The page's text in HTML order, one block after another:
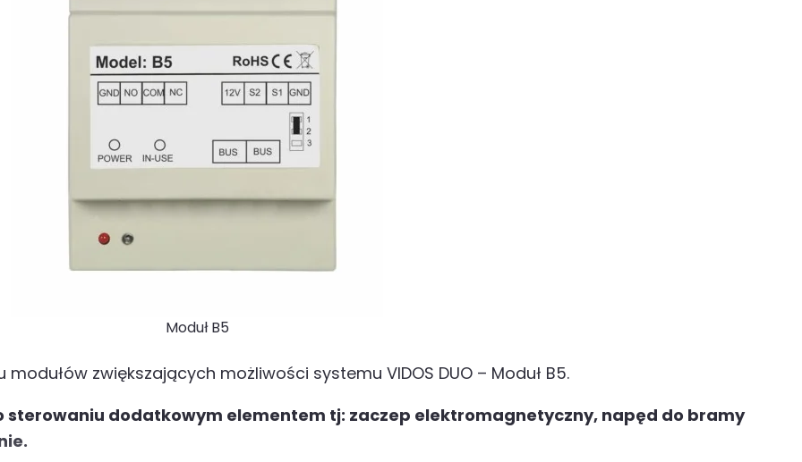
Moduł B5
zwiększających możliwości systemu VIDOS DUO – Moduł B5.
sterowaniu dodatkowym elementem tj: zaczep elektromagnetyczny, napęd do bramy